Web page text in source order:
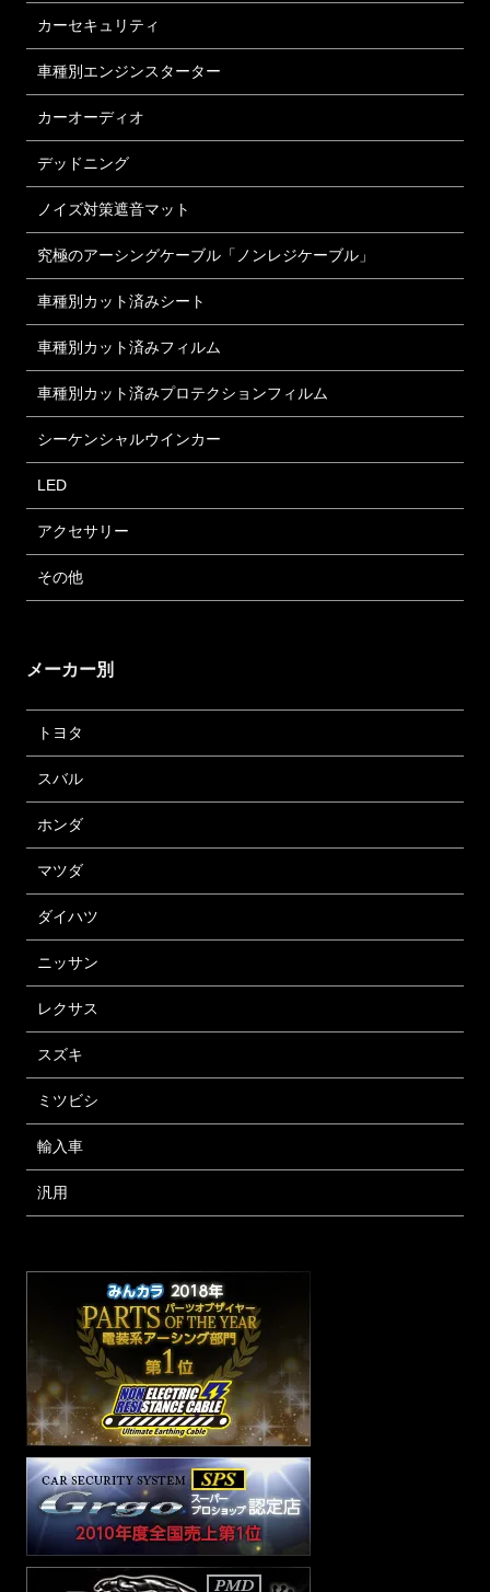
カーセキュリティ
車種別エンジンスターター
カーオーディオ
デッドニング
ノイズ対策遮音マット
究極のアーシングケーブル「ノンレジケーブル」
車種別カット済みシート
車種別カット済みフィルム
車種別カット済みプロテクションフィルム
シーケンシャルウインカー
LED
アクセサリー
その他
メーカー別
トヨタ
スバル
ホンダ
マツダ
ダイハツ
ニッサン
レクサス
スズキ
ミツビシ
輸入車
汎用